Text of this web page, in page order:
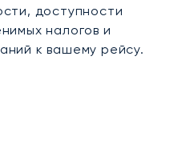
доступности
налогов и
к вашему рейсу.